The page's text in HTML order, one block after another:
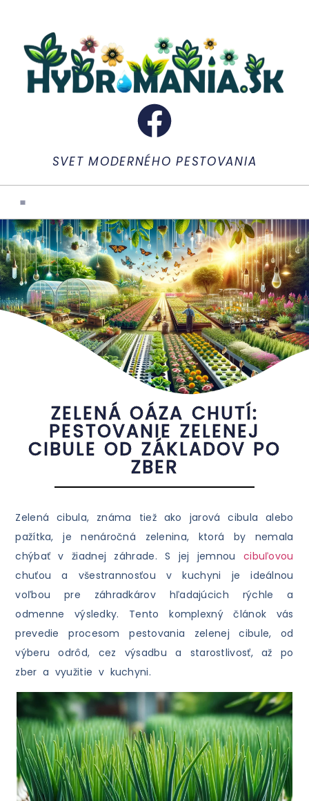
SVET MODERNÉHO PESTOVANIA
ZELENÁ OÁZA CHUTÍ:
PESTOVANIE ZELENEJ
CIBULE OD ZÁKLADOV PO
ZBER
Zelená cibula, známa tiež ako jarová cibula alebo
pažítka, je nenáročná zelenina, ktorá by nemala
chýbať v žiadnej záhrade. S jej jemnou cibuľovou
chuťou a všestrannosťou v kuchyni je ideálnou
voľbou pre záhradkárov hľadajúcich rýchle a
odmenne výsledky. Tento komplexný článok vás
prevedie procesom pestovania zelenej cibule, od
výberu odrôd, cez výsadbu a starostlivosť, až po
zber a využitie v kuchyni.